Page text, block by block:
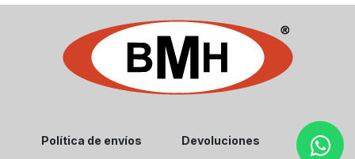
Política de envíos Devoluciones